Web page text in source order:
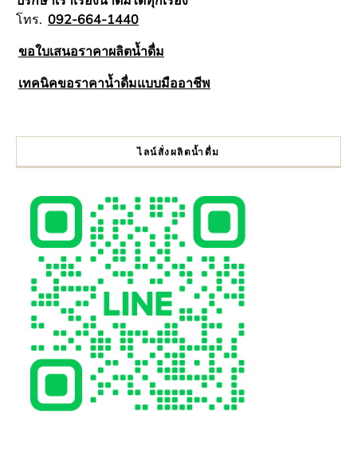
โทร. 092-664-1440
ขอใบเสนอราคาผลิตน้ำดื่ม
เทคนิคขอราคาน้ำดื่มแบบมืออาชีพ
ไลน์สั่งผลิตน้ำดื่ม